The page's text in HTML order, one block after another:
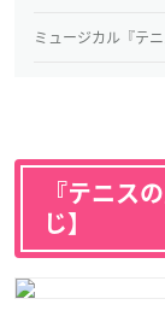
ミュージカル『テニ
『テニス
じ】